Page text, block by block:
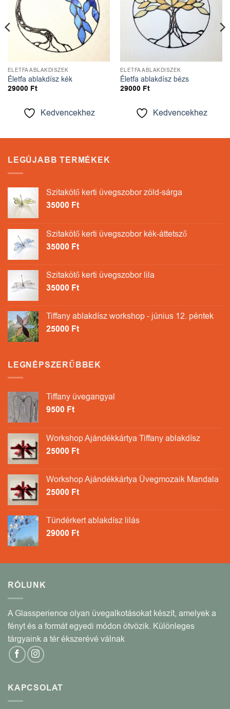
ÉLETFA ABLAKDÍSZEK
Életfa ablakdísz kék
29000 Ft
Kedvencekhez
ÉLETFA ABLAKDÍSZEK
Életfa ablakdísz bézs
29000 Ft
Kedvencekhez
LEGÚJABB TERMÉKEK
Szitakötő kerti üvegszobor zöld-sárga
35000 Ft
Szitakötő kerti üvegszobor kék-áttetsző
35000 Ft
Szitakötő kerti üvegszobor lila
35000 Ft
Tiffany ablakdísz workshop - június 12. péntek
25000 Ft
LEGNÉPSZERŰBBEK
Tiffany üvegangyal
9500 Ft
Workshop Ajándékkártya Tiffany ablakdísz
25000 Ft
Workshop Ajándékkártya Üvegmozaik Mandala
25000 Ft
Tündérkert ablakdísz lilás
29000 Ft
RÓLUNK
A Glassperience olyan üvegalkotásokat készít, amelyek a
fényt és a formát egyedi módon ötvözik. Különleges
tárgyaink a tér ékszerévé válnak
KAPCSOLAT